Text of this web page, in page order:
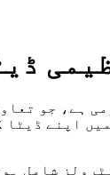
ہے، جو
اپنے
شامل